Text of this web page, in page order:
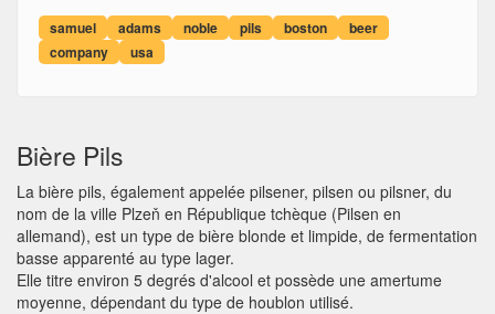
samuel adams noble pils boston
beer
company
usa
Bière Pils
La bière pils, également appelée pilsener, pilsen ou pilsner, du
nom de la ville Plzeň en République tchèque (Pilsen en
allemand), est un type de bière blonde et limpide, de fermentation
basse apparenté au type lager.
Elle titre environ 5 degrés d'alcool et possède une amertume
moyenne, dépendant du type de houblon utilisé.